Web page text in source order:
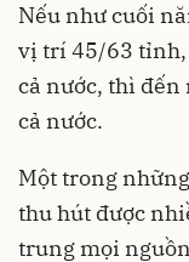
Nếu như cuối
vị trí 45/63 tỉnh,
cả nước, thì đến
cả nước.
Một trong
thu hút được
trung mọi